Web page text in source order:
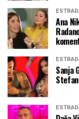
Ana
Sanja